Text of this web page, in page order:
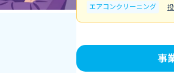
エアコンクリーニング
事